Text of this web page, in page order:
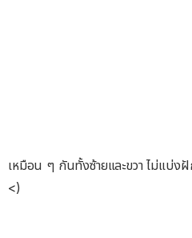
เหมือน ๆ กันทั้งซ้ายและขวา ไม่แบ่ง
<)